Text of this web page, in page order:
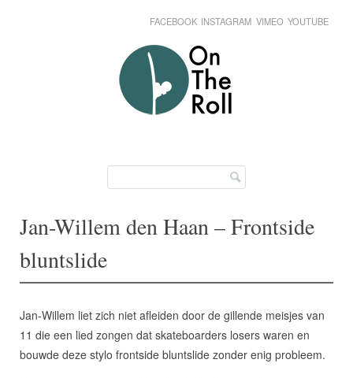
FACEBOOK INSTAGRAM VIMEO YOUTUBE
Main menu
Jan-Willem den Haan – Frontside
bluntslide
Jan-Willem liet zich niet afleiden door de gillende meisjes van
11 die een lied zongen dat skateboarders losers waren en
bouwde deze stylo frontside bluntslide zonder enig probleem.